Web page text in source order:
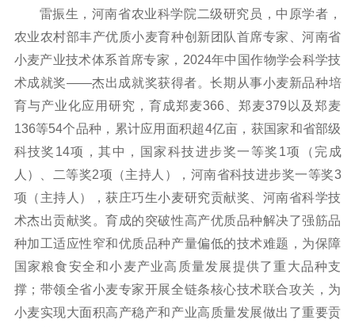
雷振生，河南省农业科学院二级研究员，中原学者，
农业农村部丰产优质小麦育种创新团队首席专家、河南省
小麦产业技术体系首席专家，2024年中国作物学会科学技
术成就奖——杰出成就奖获得者。长期从事小麦新品种培
育与产业化应用研究，育成郑麦366、郑麦379以及郑麦
136等54个品种，累计应用面积超4亿亩，获国家和省部级
科技奖14项，其中，国家科技进步奖一等奖1项（完成
人）、二等奖2项（主持人），河南省科技进步奖一等奖3
项（主持人），获庄巧生小麦研究贡献奖、河南省科学技
术杰出贡献奖。育成的突破性高产优质品种解决了强筋品
种加工适应性窄和优质品种产量偏低的技术难题，为保障
国家粮食安全和小麦产业高质量发展提供了重大品种支
撑；带领全省小麦专家开展全链条核心技术联合攻关，为
小麦实现大面积高产稳产和产业高质量发展做出了重要贡